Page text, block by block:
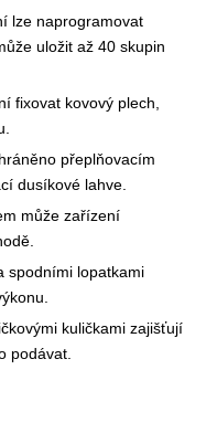
lze naprogramovat
uložit až 40 skupin
fixovat kovový plech,
přeplňovacím
dusíkové lahve.
může zařízení
spodními lopatkami
kuličkami zajišťují
podávat.